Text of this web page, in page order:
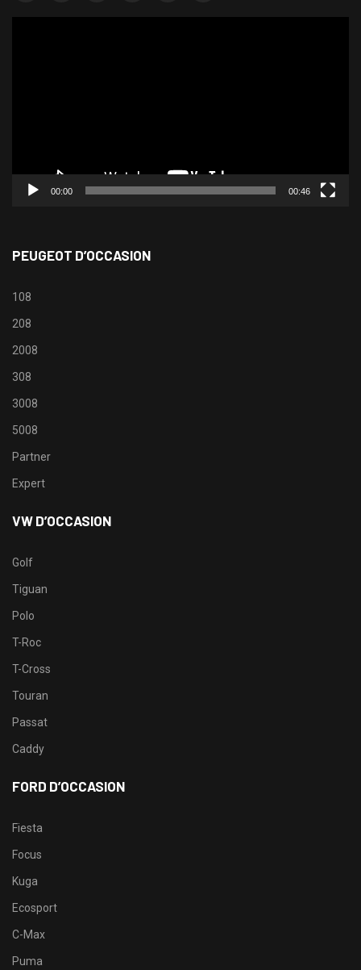
00:00 00:46
PEUGEOT D’OCCASION
108
208
2008
308
3008
5008
Partner
Expert
VW D’OCCASION
Golf
Tiguan
Polo
T-Roc
T-Cross
Touran
Passat
Caddy
FORD D’OCCASION
Fiesta
Focus
Kuga
Ecosport
C-Max
Puma